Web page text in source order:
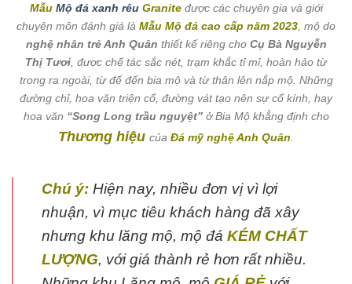
Mẫu Mộ đá xanh rêuGraniteđược các chuyên gia và giới
chuyên môn đánh giá là Mẫu Mộ đá cao cấp năm 2023 , mộ do
nghệ nhân trẻ Anh Quân thiết kế riêng cho Cụ Bà Nguyễn
Thị Tươi , được chế tác sắc nét, trạm khắc tỉ mỉ, hoàn hảo từ
trong ra ngoài, từ đế đến bia mộ và từ thân lên nắp mộ. Những
đường chỉ, hoa văn triện cổ, đường vát tạo nên sự cổ kính, hay
hoa văn “Song Long trầu nguyệt”ở Bia Mộ khẳng định cho
Thương hiệu của Đá mỹ nghệ Anh Quân
Chú ý: Hiện nay, nhiều đơn vị vì lợi
nhuận, vì mục tiêu khách hàng đã xây
nhưng khu lăng mộ, mộ đá KÉM CHẤT
LƯỢNG, với giá thành rẻ hơn rất nhiều.